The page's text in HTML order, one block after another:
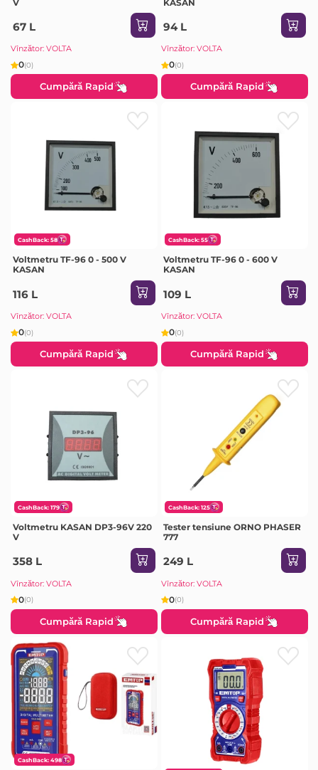
V
67 L
Vînzător: VOLTA
0(0)
Cumpără Rapid
KASAN
94 L
Vînzător: VOLTA
0(0)
Cumpără Rapid
CashBack: 58
Voltmetru TF-96 0 - 500 V
KASAN
116 L
Vînzător: VOLTA
0(0)
Cumpără Rapid
CashBack: 55
Voltmetru TF-96 0 - 600 V
KASAN
109 L
Vînzător: VOLTA
0(0)
Cumpără Rapid
CashBack: 179
Voltmetru KASAN DP3-96V 220
V
358 L
Vînzător: VOLTA
0(0)
Cumpără Rapid
CashBack: 125
Tester tensiune ORNO PHASER
777
249 L
Vînzător: VOLTA
0(0)
Cumpără Rapid
CashBack: 498